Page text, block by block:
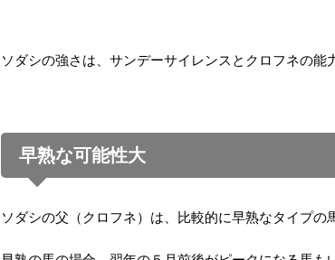
ソダシの強さは、サンデーサイレンスとクロフネの能
早熟な可能性大
ソダシの父（クロフネ）は、比較的に早熟なタイプ